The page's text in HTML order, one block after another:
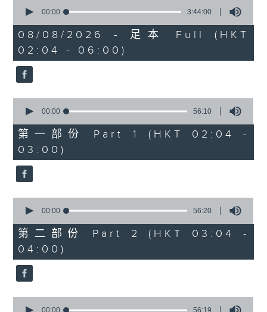
seconds
3
hours,
44
minutes,
0
seconds
00:00 3:44:00
08/08/2026 - 足本 Full (HKT
02:04 - 06:00)
seconds
56
minutes,
10
seconds
00:00 56:10
第一部份 Part 1 (HKT 02:04 -
03:00)
seconds
56
minutes,
20
seconds
00:00 56:20
第二部份 Part 2 (HKT 03:04 -
04:00)